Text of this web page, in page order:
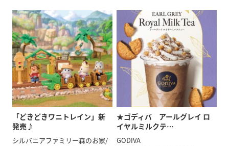
「どきどきワニトレイン」新
発売♪
シルバニアファミリー森のお家/
★ゴディバ アールグレイ ロ
イヤルミルクテ…
GODIVA